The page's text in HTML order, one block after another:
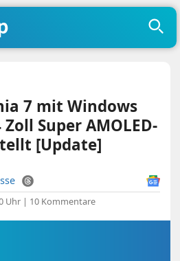
7 mit Windows
Super AMOLED-
[Update]
Uhr | 10 Kommentare